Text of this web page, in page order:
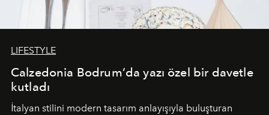
LIFESTYLE
Calzedonia Bodrum’da yazı özel bir davetle
kutladı
İtalyan stilini modern tasarım anlayışıyla buluşturan